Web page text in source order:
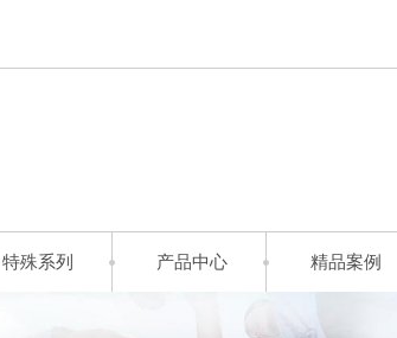
特殊系列 产品中心 精品案例